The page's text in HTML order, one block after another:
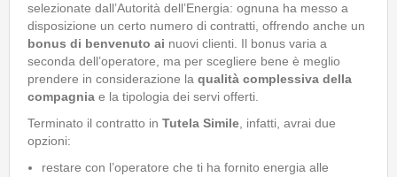
selezionate dall’Autorità dell’Energia: ognuna ha messo a
disposizione un certo numero di contratti, offrendo anche un
bonus di benvenuto ai nuovi clienti. Il bonus varia a
seconda dell’operatore, ma per scegliere bene è meglio
prendere in considerazione la qualità complessiva della
compagnia e la tipologia dei servi offerti.
Terminato il contratto in Tutela Simile , infatti, avrai due
opzioni:
restare con l’operatore che ti ha fornito energia alle